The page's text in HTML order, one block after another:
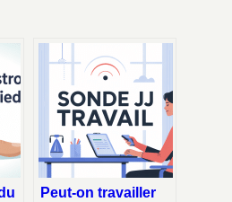
Peut-on travailler